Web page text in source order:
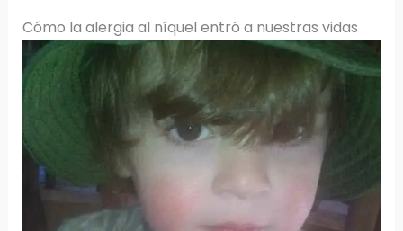
Cómo la alergia al níquel entró a nuestras vidas